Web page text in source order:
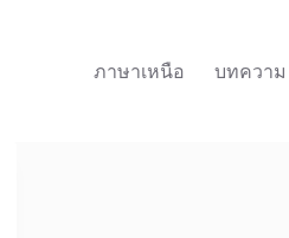
ภาษาเหนือ
บทความ